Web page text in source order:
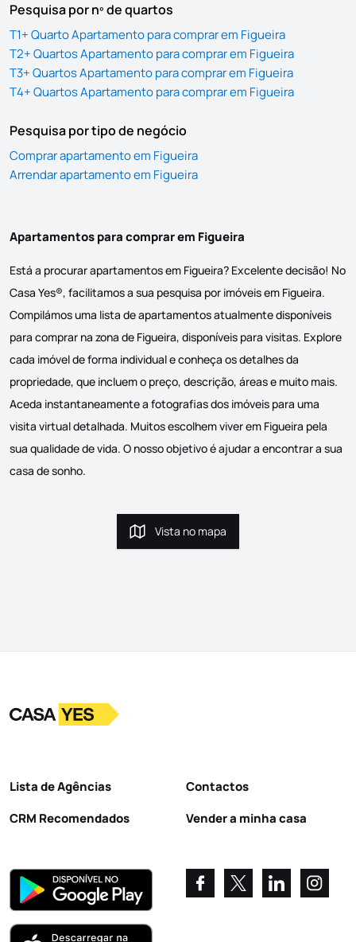
Pesquisa por nº de quartos
T1+ Quarto Apartamento para comprar em Figueira
T2+ Quartos Apartamento para comprar em Figueira
T3+ Quartos Apartamento para comprar em Figueira
T4+ Quartos Apartamento para comprar em Figueira
Pesquisa por tipo de negócio
Comprar apartamento em Figueira
Arrendar apartamento em Figueira
Apartamentos para comprar em Figueira
Está a procurar apartamentos em Figueira? Excelente decisão! No
Casa Yes®, facilitamos a sua pesquisa por imóveis em Figueira.
Compilámos uma lista de apartamentos atualmente disponíveis
para comprar na zona de Figueira, disponíveis para visitas. Explore
cada imóvel de forma individual e conheça os detalhes da
propriedade, que incluem o preço, descrição, áreas e muito mais.
Aceda instantaneamente a fotografias dos imóveis para uma
visita virtual detalhada. Muitos escolhem viver em Figueira pela
sua qualidade de vida. O nosso objetivo é ajudar a encontrar a sua
casa de sonho.
Vista no mapa
Vista no mapa
LogoIr para a homepage
Lista de Agências
CRM Recomendados
Contactos
Vender a minha casa